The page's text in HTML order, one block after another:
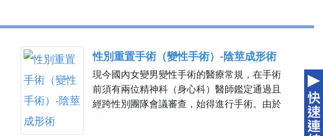
性別重置手術（變性手術）-陰莖成形術
現今國內女變男變性手術的醫療常規，在手術
前須有兩位精神科（身心科）醫師鑑定通過且
經跨性別團隊會議審查，始得進行手術。由於